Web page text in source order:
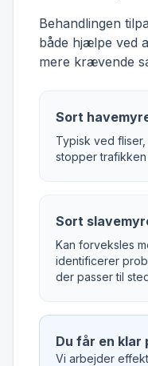
Behandlingen
både hjælpe ved
mere krævende
Sort
Typisk ved
stopper
Sort
Kan forveksles
identificerer
der passer til
Du får en klar
Vi arbejder